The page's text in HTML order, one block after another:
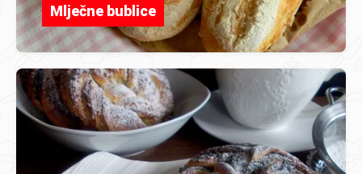
Mlječne bublice